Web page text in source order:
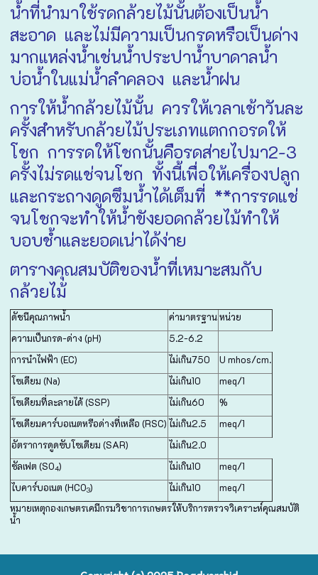
น้ำที่นำมาใช้รดกล้วยไม้นั้นต้องเป็นน้ำ
สะอาด และไม่มีความเป็นกรดหรือเป็นด่าง
มากแหล่งน้ำเช่นน้ำประปาน้ำบาดาลน้ำ
บ่อน้ำในแม่น้ำลำคลอง และน้ำฝน
การให้น้ำกล้วยไม้นั้น ควรให้เวลาเช้าวันละ
ครั้งสำหรับกล้วยไม้ประเภทแตกกอรดให้
โชก การรดให้โชกนั้นคือรดส่ายไปมา2-3
ครั้งไม่รดแช่จนโชก ทั้งนี้เพื่อให้เครื่องปลูก
และกระถางดูดซึมน้ำได้เต็มที่ **การรดแช่
จนโชกจะทำให้น้ำขังยอดกล้วยไม้ทำให้
บอบช้ำและยอดเน่าได้ง่าย
ตารางคุณสมบัติของน้ำที่เหมาะสมกับ
กล้วยไม้
ดัชนีคุณภาพน้ำ ค่ามาตรฐาน หน่วย
ความเป็นกรด-ด่าง (pH)
5.2-6.2
การนำไฟฟ้า (EC)
ไม่เกิน750
U mhos/cm.
โซเดียม (Na)
ไม่เกิน10
meq/1
โซเดียมที่ละลายได้ (SSP)
ไม่เกิน60
%
โซเดียมคาร์บอเนตหรือด่างที่เหลือ (RSC) ไม่เกิน2.5
meq/1
อัตราการดูดซับโซเดียม (SAR)
ไม่เกิน2.0
ซัลเฟต (SO4) ไม่เกิน10
meq/1
ไบคาร์บอเนต (HCO3) ไม่เกิน10
meq/1
หมายเหตุกองเกษตรเคมีกรมวิชาการเกษตรให้บริการตรวจวิเคราะห์คุณสมบัติ
น้ำ